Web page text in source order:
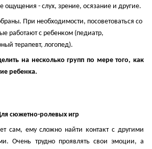
ощущения - слух, зрение, осязание и другие.
При необходимости, посоветоваться со
работают с ребенком (педиатр,
терапевт, логопед).
на несколько групп по мере того, как
ребенка.
сюжетно-ролевых игр
сам, ему сложно найти контакт с другими
Очень трудно проявлять свои эмоции, а